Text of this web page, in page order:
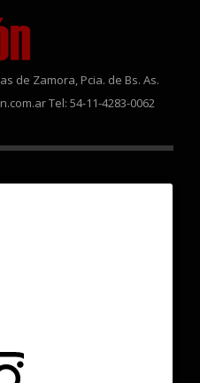
de Zamora, Pcia. de Bs. As.
Tel: 54-11-4283-0062